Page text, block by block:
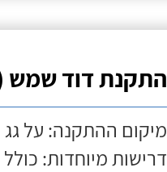
התקנת דוד שמש (ללא
מיקום ההתקנה: על
דרישות מיוחדות: כולל